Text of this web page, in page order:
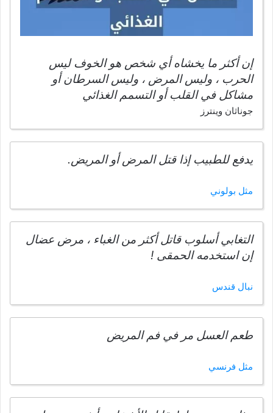
إن أكثر ما يخشاه أي شخص هو الخوف ليس
الحرب ، وليس المرض ، وليس السرطان أو
مشاكل في القلب أو التسمم الغذائي
جوناثان وينترز
يدفع للطبيب إذا قتل المرض أو المريض.
مثل بولوني
التغابي أسلوب قاتل أكثر من الغباء ، مرض عضال
إن استخدمه الحمقى !
نبال قندس
طعم العسل مر في فم المريض
مثل فرنسي